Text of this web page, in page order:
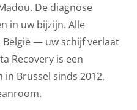
De diagnose
in uw bijzijn. Alle
— uw schijf verlaat
Recovery is een
Brussel sinds 2012,